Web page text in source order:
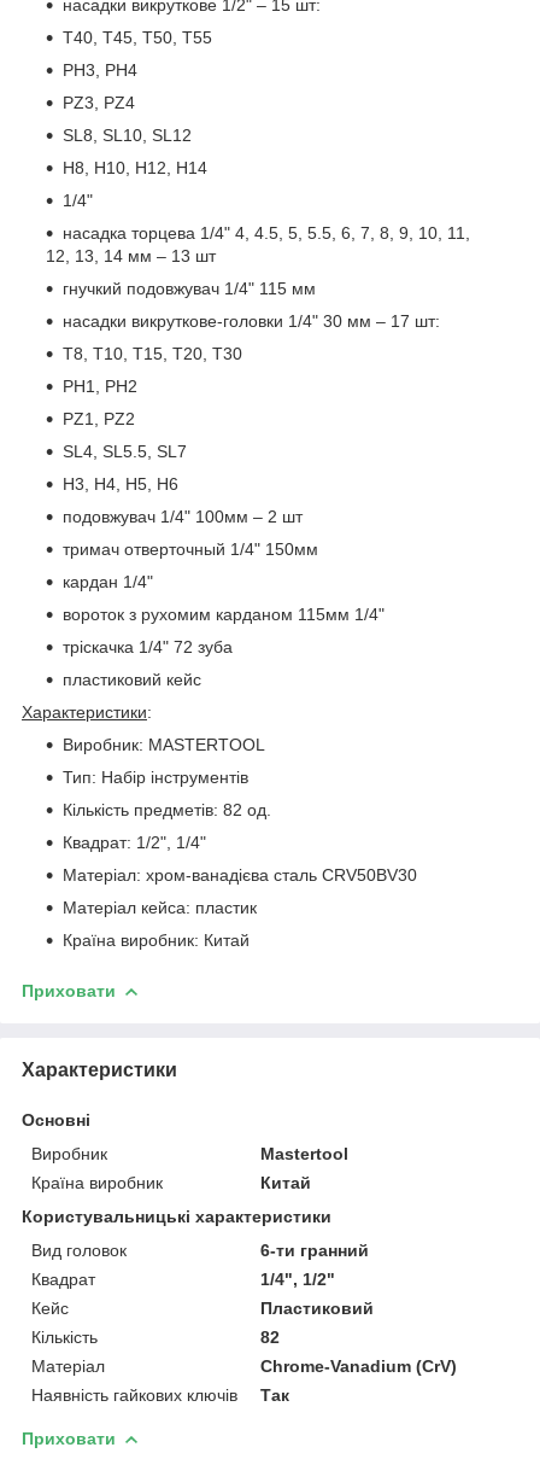
насадки викруткове 1/2" – 15 шт:
T40, T45, T50, T55
PH3, PH4
PZ3, PZ4
SL8, SL10, SL12
H8, H10, H12, H14
1/4"
насадка торцева 1/4" 4, 4.5, 5, 5.5, 6, 7, 8, 9, 10, 11,
12, 13, 14 мм – 13 шт
гнучкий подовжувач 1/4" 115 мм
насадки викруткове-головки 1/4" 30 мм – 17 шт:
T8, T10, T15, T20, T30
PH1, PH2
PZ1, PZ2
SL4, SL5.5, SL7
H3, H4, H5, H6
подовжувач 1/4" 100мм – 2 шт
тримач отверточный 1/4" 150мм
кардан 1/4"
вороток з рухомим карданом 115мм 1/4"
тріскачка 1/4" 72 зуба
пластиковий кейс
Характеристики:
Виробник: MASTERTOOL
Тип: Набір інструментів
Кількість предметів: 82 од.
Квадрат: 1/2", 1/4"
Матеріал: хром-ванадієва сталь CRV50BV30
Матеріал кейса: пластик
Країна виробник: Китай
Приховати
Характеристики
Основні
Виробник
Mastertool
Країна виробник
Китай
Користувальницькі характеристики
Вид головок
6-ти гранний
Квадрат
1/4", 1/2"
Кейс
Пластиковий
Кількість
82
Матеріал
Chrome-Vanadium (CrV)
Наявність гайкових ключів
Так
Приховати